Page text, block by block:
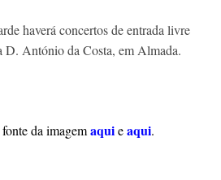
haverá concertos de entrada livre
D. António da Costa, em Almada.
fonte da imagem aqui e aqui.